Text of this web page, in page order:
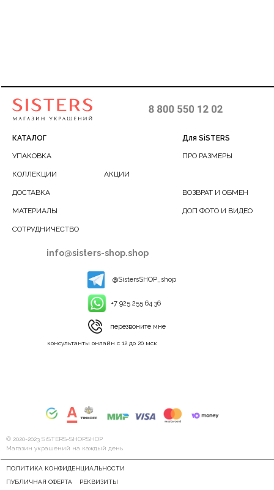
© 2020-2023 SiSTERS-SHOP.SHOP
Магазин украшений на каждый день
КАТАЛОГ Для SiSTERS
info@sisters-shop.shop
УПАКОВКА
ДОСТАВКА
КОЛЛЕКЦИИ
ПРО РАЗМЕРЫ
АКЦИИ
РЕКВИЗИТЫ
ПОЛИТИКА КОНФИДЕНЦИАЛЬНОСТИ
ПУБЛИЧНАЯ ОФЕРТА
ВОЗВРАТ И ОБМЕН
ДОП ФОТО И ВИДЕО
консультанты онлайн с 12 до 20 мск
@SistersSHOP_shop
+7 925 255 64 36
перезвоните мне
МАТЕРИАЛЫ
СОТРУДНИЧЕСТВО